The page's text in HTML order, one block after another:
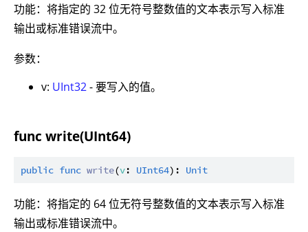
功能：将指定的 32 位无符号整数值的文本表示写入标准
输出或标准错误流中。
参数：
v: UInt32- 要写入的值。
func write(UInt64)
public func write(v: UInt64): Unit
功能：将指定的 64 位无符号整数值的文本表示写入标准
输出或标准错误流中。